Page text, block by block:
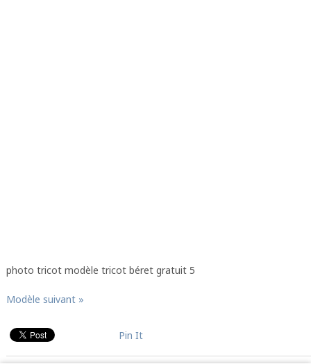
photo tricot modèle tricot béret gratuit 5
Modèle suivant »
Pin It